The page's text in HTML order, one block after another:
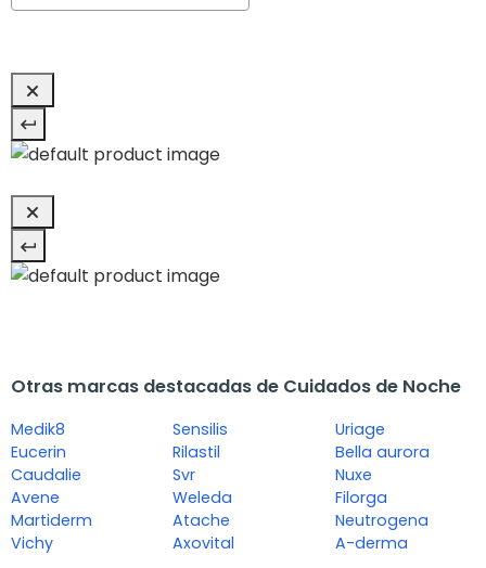
Otras marcas destacadas de Cuidados de Noche
Medik8
Eucerin
Caudalie
Avene
Martiderm
Vichy
Sensilis
Rilastil
Svr
Weleda
Atache
Axovital
Uriage
Bella aurora
Nuxe
Filorga
Neutrogena
A-derma